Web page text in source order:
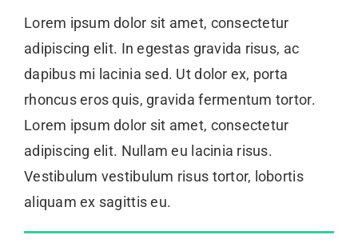
Lorem ipsum dolor sit amet, consectetur
adipiscing elit. In egestas gravida risus, ac
dapibus mi lacinia sed. Ut dolor ex, porta
rhoncus eros quis, gravida fermentum tortor.
Lorem ipsum dolor sit amet, consectetur
adipiscing elit. Nullam eu lacinia risus.
Vestibulum vestibulum risus tortor, lobortis
aliquam ex sagittis eu.